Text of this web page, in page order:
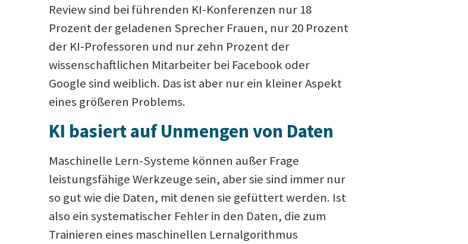
Review sind bei führenden KI-Konferenzen nur 18
Prozent der geladenen Sprecher Frauen, nur 20 Prozent
der KI-Professoren und nur zehn Prozent der
wissenschaftlichen Mitarbeiter bei Facebook oder
Google sind weiblich. Das ist aber nur ein kleiner Aspekt
eines größeren Problems.
KI basiert auf Unmengen von Daten
Maschinelle Lern-Systeme können außer Frage
leistungsfähige Werkzeuge sein, aber sie sind immer nur
so gut wie die Daten, mit denen sie gefüttert werden. Ist
also ein systematischer Fehler in den Daten, die zum
Trainieren eines maschinellen Lernalgorithmus